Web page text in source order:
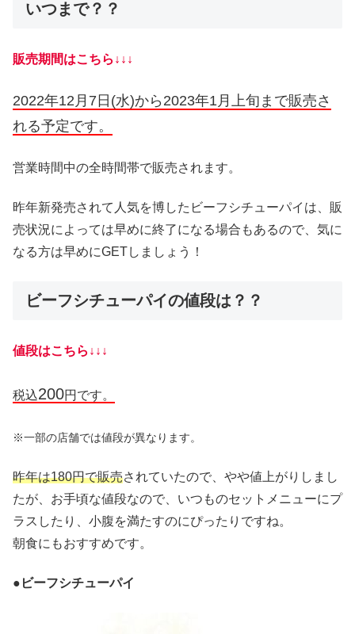
いつまで？？
販売期間はこちら↓↓↓
2022年12月7日(水)から2023年1月上旬まで販売さ
れる予定です。
営業時間中の全時間帯で販売されます。
昨年新発売されて人気を博したビーフシチューパイは、販
売状況によっては早めに終了になる場合もあるので、気に
なる方は早めにGETしましょう！
ビーフシチューパイの値段は？？
値段はこちら↓↓↓
税込200円です。
※一部の店舗では値段が異なります。
昨年は180円で販売されていたので、やや値上がりしまし
たが、お手頃な値段なので、いつものセットメニューにプ
ラスしたり、小腹を満たすのにぴったりですね。
朝食にもおすすめです。
● ビーフシチューパイ